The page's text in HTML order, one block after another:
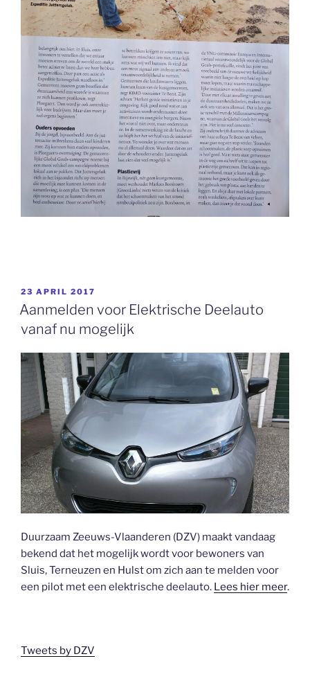
GEPLAATST
OP
23 APRIL 2017
Aanmelden voor Elektrische Deelauto
vanaf nu mogelijk
Duurzaam Zeeuws-Vlaanderen (DZV) maakt vandaag
bekend dat het mogelijk wordt voor bewoners van
Sluis, Terneuzen en Hulst om zich aan te melden voor
een pilot met een elektrische deelauto. Lees hier meer.
Tweets by DZV